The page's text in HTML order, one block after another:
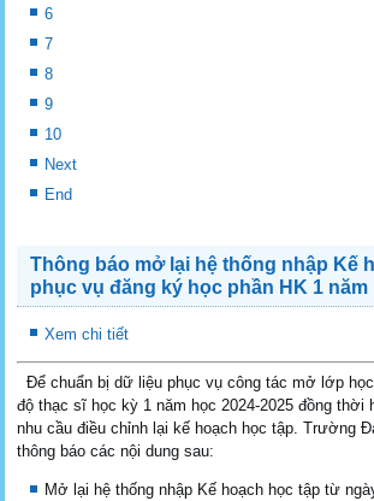
6
7
8
9
10
Next
End
Thông báo mở lại hệ thống nhập Kế
phục vụ đăng ký học phần HK 1 năm
Xem chi tiết
Để chuẩn bị dữ liệu phục vụ công tác mở lớp
độ thạc sĩ học kỳ 1 năm học 2024-2025 đồng thời
nhu cầu điều chỉnh lại kế hoạch học tập. Trường
thông báo các nội dung sau:
Mở lại hệ thống nhập Kế hoạch học tập từ